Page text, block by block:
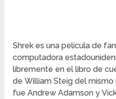
Shrek es una película de
computadora
libremente en el libro de
de William Steig del
fue Andrew Adamson y